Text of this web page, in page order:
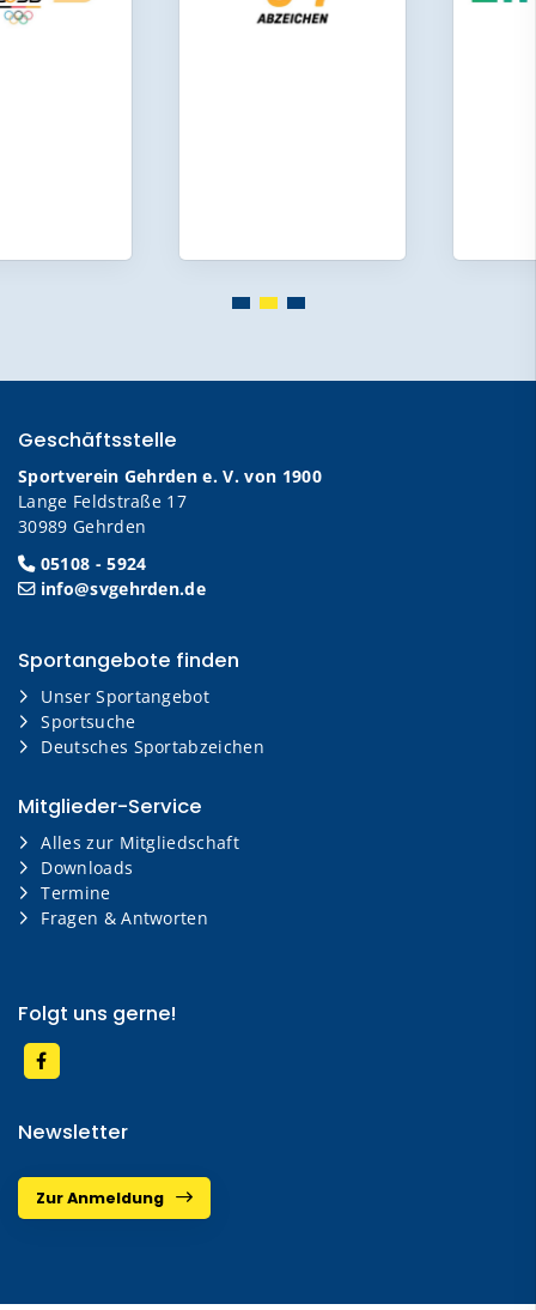
Geschäftsstelle
Sportverein Gehrden e. V. von 1900
Lange Feldstraße 17
30989 Gehrden
05108 - 5924
info@svgehrden.de
Sportangebote finden
Unser Sportangebot
Sportsuche
Deutsches Sportabzeichen
Mitglieder-Service
Alles zur Mitgliedschaft
Downloads
Termine
Fragen & Antworten
Folgt uns gerne!
Newsletter
Zur Anmeldung